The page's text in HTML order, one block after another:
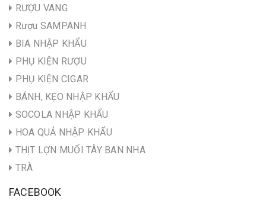
RƯỢU VANG
Rượu SAMPANH
BIA NHẬP KHẨU
PHỤ KIỆN RƯỢU
PHỤ KIỆN CIGAR
BÁNH, KẸO NHẬP KHẨU
SOCOLA NHẬP KHẨU
HOA QUẢ NHẬP KHẨU
THỊT LỢN MUỐI TÂY BAN NHA
TRÀ
FACEBOOK